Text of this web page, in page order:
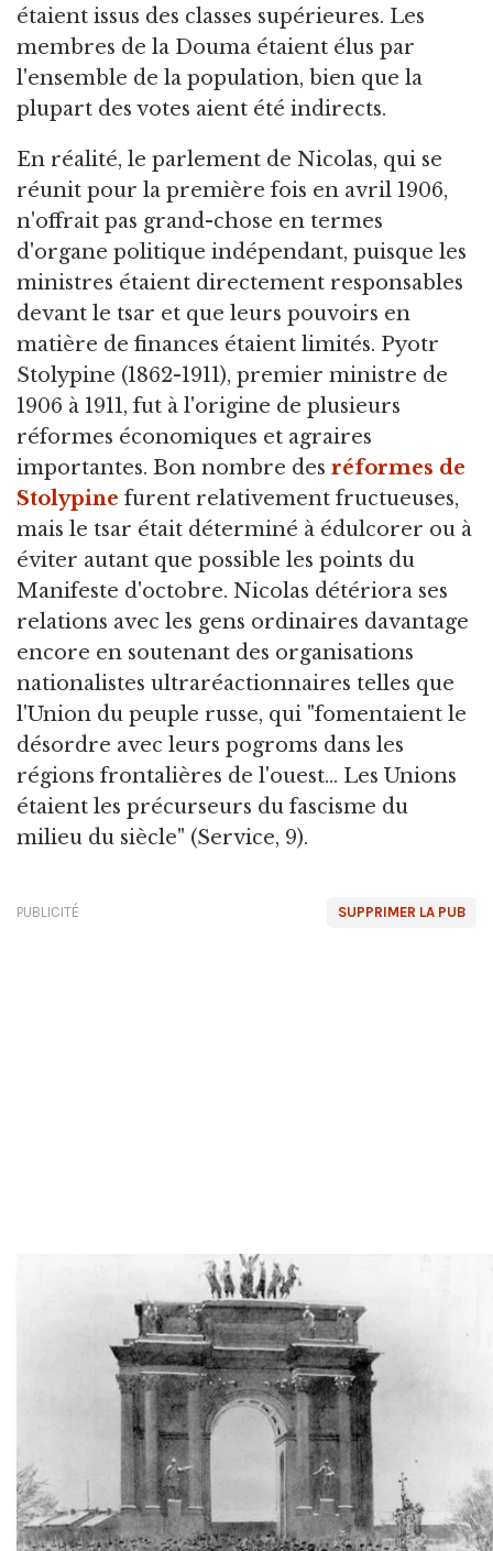
étaient issus des classes supérieures. Les
membres de la Douma étaient élus par
l'ensemble de la population, bien que la
plupart des votes aient été indirects.
En réalité, le parlement de Nicolas, qui se
réunit pour la première fois en avril 1906,
n'offrait pas grand-chose en termes
d'organe politique indépendant, puisque les
ministres étaient directement responsables
devant le tsar et que leurs pouvoirs en
matière de finances étaient limités. Pyotr
Stolypine (1862-1911), premier ministre de
1906 à 1911, fut à l'origine de plusieurs
réformes économiques et agraires
importantes. Bon nombre des réformes de
Stolypine furent relativement fructueuses,
mais le tsar était déterminé à édulcorer ou à
éviter autant que possible les points du
Manifeste d'octobre. Nicolas détériora ses
relations avec les gens ordinaires davantage
encore en soutenant des organisations
nationalistes ultraréactionnaires telles que
l'Union du peuple russe, qui "fomentaient le
désordre avec leurs pogroms dans les
régions frontalières de l'ouest... Les Unions
étaient les précurseurs du fascisme du
milieu du siècle" (Service, 9).
SUPPRIMER LA PUB
PUBLICITÉ